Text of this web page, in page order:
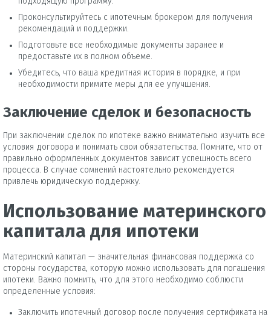
Проконсультируйтесь с ипотечным брокером для получения
рекомендаций и поддержки.
Подготовьте все необходимые документы заранее и
предоставьте их в полном объеме.
Убедитесь, что ваша кредитная история в порядке, и при
необходимости примите меры для ее улучшения.
Заключение сделок и безопасность
При заключении сделок по ипотеке важно внимательно изучить все
условия договора и понимать свои обязательства. Помните, что от
правильно оформленных документов зависит успешность всего
процесса. В случае сомнений настоятельно рекомендуется
привлечь юридическую поддержку.
Использование материнского
капитала для ипотеки
Материнский капитал — значительная финансовая поддержка со
стороны государства, которую можно использовать для погашения
ипотеки. Важно помнить, что для этого необходимо соблюсти
определенные условия:
Заключить ипотечный договор после получения сертификата на